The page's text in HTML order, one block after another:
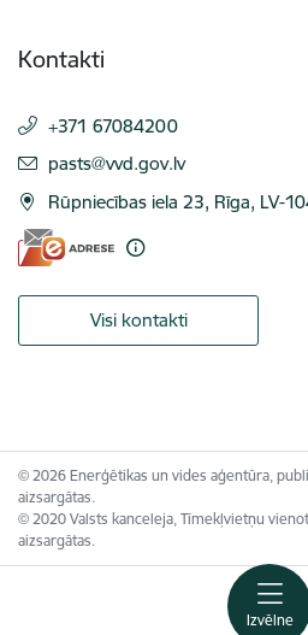
Izvēlne
Kontakti
+371 67084200
E-pasts:
pasts@vvd.gov.lv
Rūpniecības iela 23, Rīga, LV-
Visi kontakti
© 2026 Enerģētikas un vides aģentūra,
aizsargātas.
© 2020 Valsts kanceleja, Tīmekļvietņu
aizsargātas.